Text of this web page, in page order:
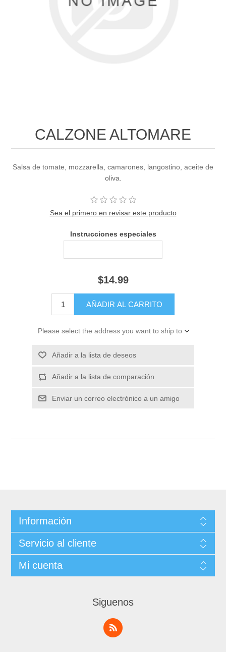
CALZONE ALTOMARE
Salsa de tomate, mozzarella, camarones, langostino, aceite de
oliva.
Sea el primero en revisar este producto
Instrucciones especiales
$14.99
Please select the address you want to ship to
Información
Servicio al cliente
Mi cuenta
Siguenos